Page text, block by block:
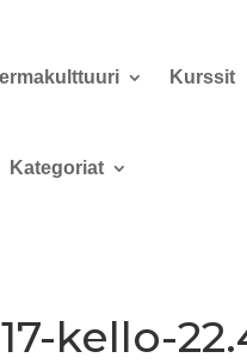
Kurssit
Kategoriat
kello-